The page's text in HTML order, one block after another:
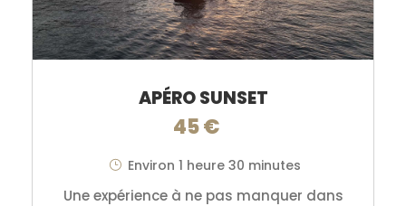
APÉRO SUNSET
45 €
Environ 1 heure 30 minutes
Une expérience à ne pas manquer dans